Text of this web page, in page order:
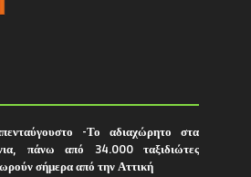
-Το αδιαχώρητο στα
πάνω από 34.000 ταξιδιώτες
σήμερα από την Αττική